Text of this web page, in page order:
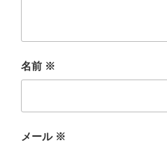
名前 ※
メール ※